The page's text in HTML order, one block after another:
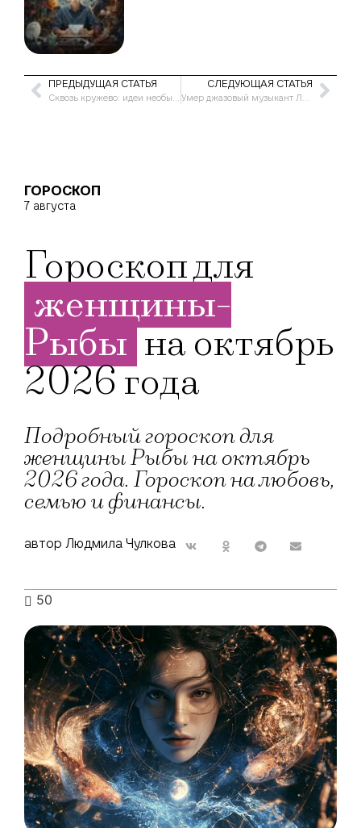
ПРЕДЫДУЩАЯ СТАТЬЯ
Сквозь кружево: идеи необычных кружевных нарядов для жаркого сезона
СЛЕДУЮЩАЯ СТАТЬЯ
Умер джазовый музыкант Луи Мохоло-Мохоло
ГОРОСКОП
7 августа
Гороскоп для
женщины-
Рыбы на октябрь
2026 года
Подробный гороскоп для
женщины Рыбы на октябрь
2026 года. Гороскоп на любовь,
семью и финансы.
автор Людмила Чулкова
50